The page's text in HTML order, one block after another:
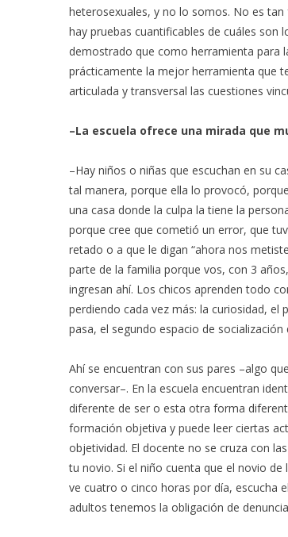
heterosexuales, y no lo somos. No es
hay pruebas cuantificables de cuáles son
demostrado que como herramienta para
prácticamente la mejor herramienta que
articulada y transversal las cuestiones
–La escuela ofrece una mirada que
–Hay niños o niñas que escuchan en su
tal manera, porque ella lo provocó,
una casa donde la culpa la tiene la
porque cree que cometió un error, que
retado o a que le digan “ahora nos
parte de la familia porque vos, con 3
ingresan ahí. Los chicos aprenden todo
perdiendo cada vez más: la curiosidad,
pasa, el segundo espacio de
Ahí se encuentran con sus pares –algo
conversar–. En la escuela encuentran
diferente de ser o esta otra forma
formación objetiva y puede leer ciertas
objetividad. El docente no se cruza con
tu novio. Si el niño cuenta que el novio
ve cuatro o cinco horas por día, escucha
adultos tenemos la obligación de